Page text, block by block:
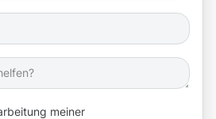
meiner